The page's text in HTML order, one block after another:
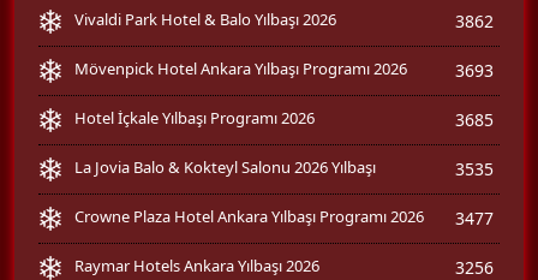
Vivaldi Park Hotel & Balo Yılbaşı 2026 3862
Mövenpick Hotel Ankara Yılbaşı Programı 2026 3693
Hotel İçkale Yılbaşı Programı 2026 3685
La Jovia Balo & Kokteyl Salonu 2026 Yılbaşı 3535
Crowne Plaza Hotel Ankara Yılbaşı Programı 2026 3477
Raymar Hotels Ankara Yılbaşı 2026 3256